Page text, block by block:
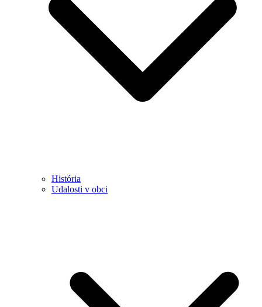
História
Udalosti v obci